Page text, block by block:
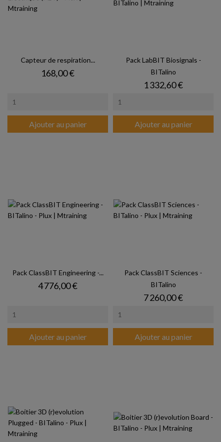
Capteur de respiration...
Prix
168,00 €
Ajouter au panier
Pack LabBIT Biosignals -
BITalino
Prix
1 332,60 €
Ajouter au panier
Pack ClassBIT Engineering -...
Prix
4 776,00 €
Ajouter au panier
Pack ClassBIT Sciences -
BITalino
Prix
7 260,00 €
Ajouter au panier